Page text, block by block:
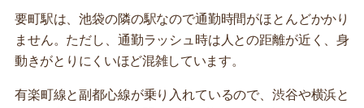
要町駅は、池袋の隣の駅なので通勤時間がほとんどかかり
ません。ただし、通勤ラッシュ時は人との距離が近く、身
動きがとりにくいほど混雑しています。
有楽町線と副都心線が乗り入れているので、渋谷や横浜と